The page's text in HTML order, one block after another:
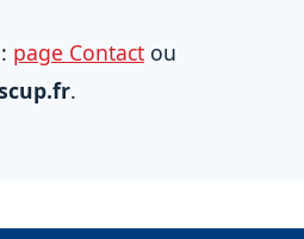
page Contact ou
.